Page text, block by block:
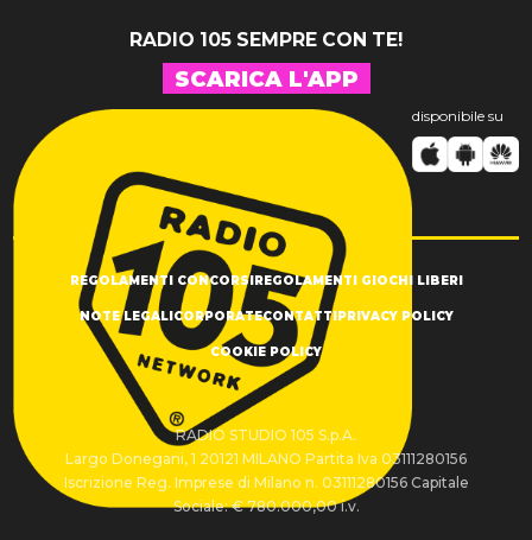
RADIO 105 SEMPRE CON TE!
SCARICA L'APP
disponibile su
REGOLAMENTI CONCORSI REGOLAMENTI GIOCHI LIBERI
NOTE LEGALI CORPORATECONTATTI PRIVACY POLICY
COOKIE POLICY
RADIO STUDIO 105 S.p.A.
Largo Donegani, 1 20121 MILANO Partita Iva 03111280156
Iscrizione Reg. Imprese di Milano n. 03111280156 Capitale
Sociale: € 780.000,00 i.v.